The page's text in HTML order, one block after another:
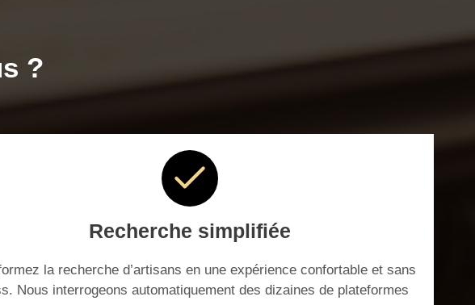
?
Recherche simplifiée
la recherche d’artisans en une expérience confortable et sans
Nous interrogeons automatiquement des dizaines de plateformes